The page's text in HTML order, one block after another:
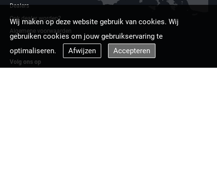
Dealers
Ook dealer worden?
Algemene voorwaarden
Volg ons op
Wij maken op deze website gebruik van cookies. Wij
gebruiken cookies om jouw gebruikservaring te
optimaliseren.
Afwijzen Accepteren